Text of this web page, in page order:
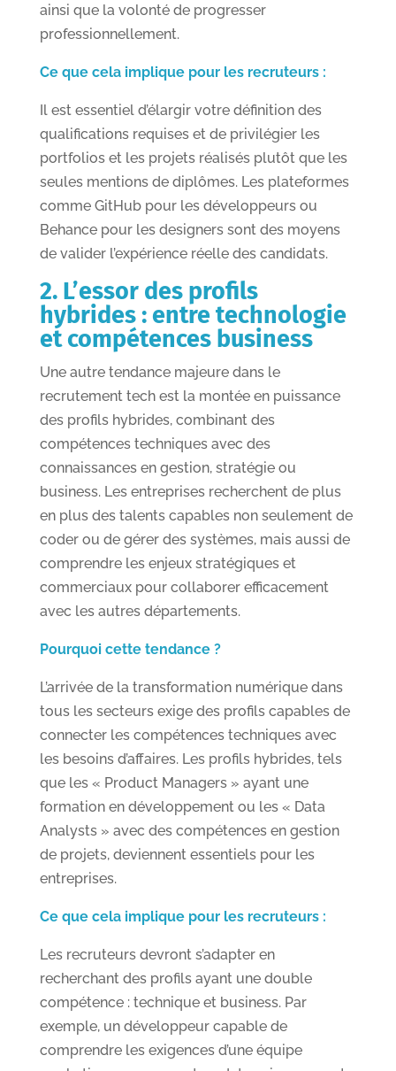
ainsi que la volonté de progresser
professionnellement.
Ce que cela implique pour les recruteurs :
Il est essentiel d’élargir votre définition des
qualifications requises et de privilégier les
portfolios et les projets réalisés plutôt que les
seules mentions de diplômes. Les plateformes
comme GitHub pour les développeurs ou
Behance pour les designers sont des moyens
de valider l’expérience réelle des candidats.
2. L’essor des profils
hybrides : entre technologie
et compétences business
Une autre tendance majeure dans le
recrutement tech est la montée en puissance
des profils hybrides, combinant des
compétences techniques avec des
connaissances en gestion, stratégie ou
business. Les entreprises recherchent de plus
en plus des talents capables non seulement de
coder ou de gérer des systèmes, mais aussi de
comprendre les enjeux stratégiques et
commerciaux pour collaborer efficacement
avec les autres départements.
Pourquoi cette tendance ?
L’arrivée de la transformation numérique dans
tous les secteurs exige des profils capables de
connecter les compétences techniques avec
les besoins d’affaires. Les profils hybrides, tels
que les « Product Managers » ayant une
formation en développement ou les « Data
Analysts » avec des compétences en gestion
de projets, deviennent essentiels pour les
entreprises.
Ce que cela implique pour les recruteurs :
Les recruteurs devront s’adapter en
recherchant des profils ayant une double
compétence : technique et business. Par
exemple, un développeur capable de
comprendre les exigences d’une équipe